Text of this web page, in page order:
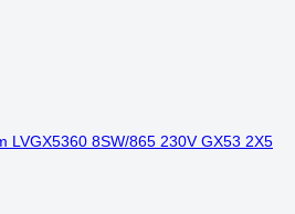
LVGX5360 8SW/865 230V GX53 2X5